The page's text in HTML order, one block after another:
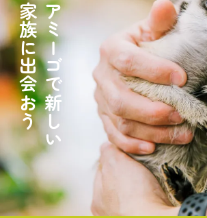
アミーゴで新しい
家族に出会おう